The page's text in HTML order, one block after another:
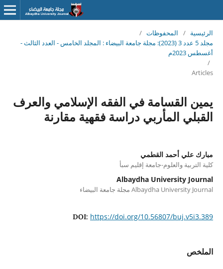
الرئيسية / المحفوظات /
مجلد 5 عدد 3 (2023): مجلة جامعة البيضاء : المجلد الخامس - العدد الثالث -
أغسطس 2023م
/
Articles
يمين القسامة في الفقه الإسلامي والعرف
القبلي المأربي دراسة فقهية مقارنة
مبارك علي أحمد القطمي
كلية التربية والعلوم-جامعة إقليم سبأ
Albaydha University Journal
Albaydha University Journal مجلة جامعة البيضاء
DOI: https://doi.org/10.56807/buj.v5i3.389
الملخص